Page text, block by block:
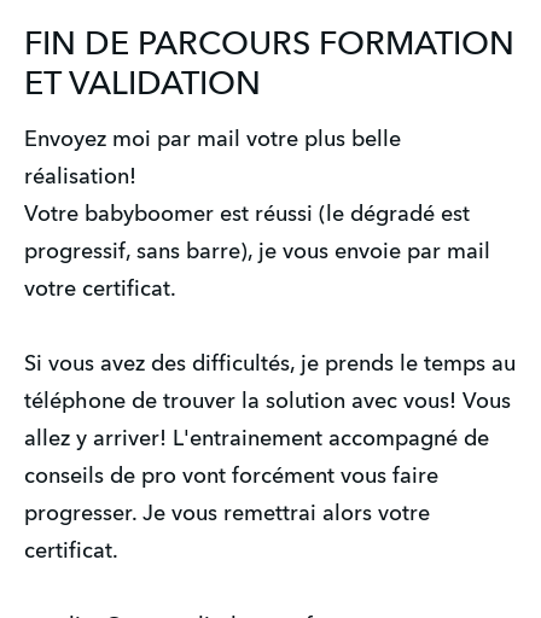
FIN DE PARCOURS FORMATION
ET VALIDATION
Envoyez moi par mail votre plus belle
réalisation!
Votre babyboomer est réussi (le dégradé est
progressif, sans barre), je vous envoie par mail
votre certificat.
Si vous avez des difficultés, je prends le temps au
téléphone de trouver la solution avec vous! Vous
allez y arriver! L'entrainement accompagné de
conseils de pro vont forcément vous faire
progresser. Je vous remettrai alors votre
certificat.